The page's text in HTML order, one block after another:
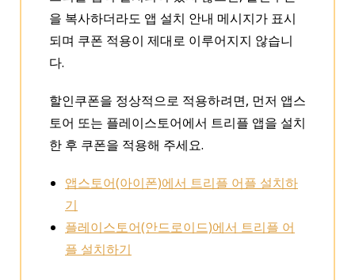
을 복사하더라도 앱 설치 안내 메시지가 표시
되며 쿠폰 적용이 제대로 이루어지지 않습니
다.
할인쿠폰을 정상적으로 적용하려면, 먼저 앱스
토어 또는 플레이스토어에서 트리플 앱을 설치
한 후 쿠폰을 적용해 주세요.
앱스토어(아이폰)에서 트리플 어플 설치하
기
플레이스토어(안드로이드)에서 트리플 어
플 설치하기